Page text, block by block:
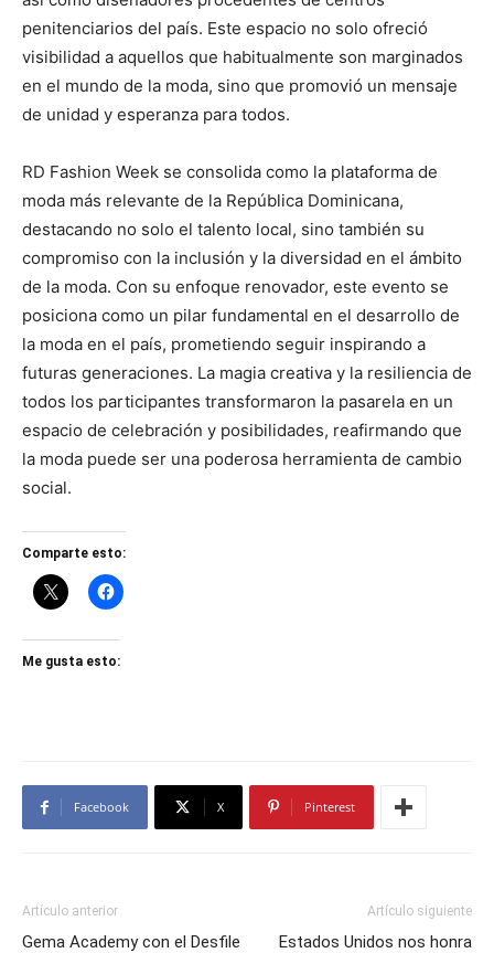
penitenciarios del país. Este espacio no solo ofreció
visibilidad a aquellos que habitualmente son marginados
en el mundo de la moda, sino que promovió un mensaje
de unidad y esperanza para todos.
RD Fashion Week se consolida como la plataforma de
moda más relevante de la República Dominicana,
destacando no solo el talento local, sino también su
compromiso con la inclusión y la diversidad en el ámbito
de la moda. Con su enfoque renovador, este evento se
posiciona como un pilar fundamental en el desarrollo de
la moda en el país, prometiendo seguir inspirando a
futuras generaciones. La magia creativa y la resiliencia de
todos los participantes transformaron la pasarela en un
espacio de celebración y posibilidades, reafirmando que
la moda puede ser una poderosa herramienta de cambio
social.
Comparte esto:
Me gusta esto:
Facebook X Pinterest
Artículo anterior
Gema Academy con el Desfile
Artículo siguiente
Estados Unidos nos honra